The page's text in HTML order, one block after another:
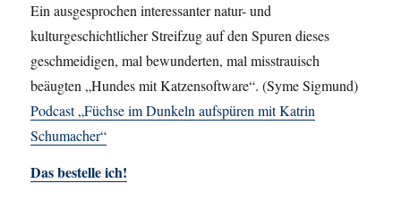
Ein ausgesprochen interessanter natur- und
kulturgeschichtlicher Streifzug auf den Spuren dieses
geschmeidigen, mal bewunderten, mal misstrauisch
beäugten „Hundes mit Katzensoftware“. (Syme Sigmund)
Podcast „Füchse im Dunkeln aufspüren mit Katrin
Schumacher“
Das bestelle ich!